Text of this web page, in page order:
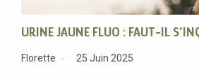
URINE JAUNE FLUO : FAUT-IL
Florette 25 Juin 2025